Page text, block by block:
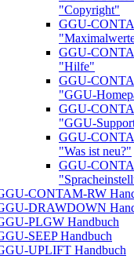
"Copyright"
GGU-
GGU-
"Hilfe"
GGU-
"GGU-
GGU-
"GGU-
GGU-
"Was ist neu?"
GGU-
CONTAM-RW
DRAWDOWN
PLGW Handbuch
SEEP Handbuch
UPLIFT Handbuch